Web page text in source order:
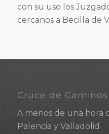
con su uso los
cercanos a Becilla de
Cruce de Caminos
A menos de una hora
Palencia y Valladolid